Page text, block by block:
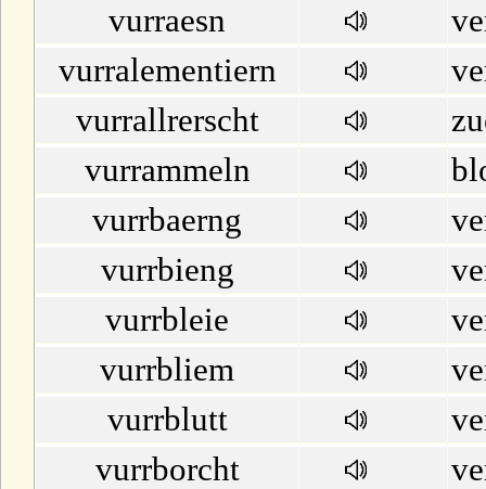
vurraesn
vurralementiern
vurrallrerscht
vurrammeln
vurrbaerng
vurrbieng
vurrbleie
vurrbliem
vurrblutt
vurrborcht